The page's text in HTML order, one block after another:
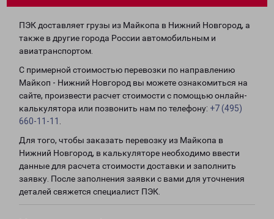
ПЭК доставляет грузы из Майкопа в Нижний Новгород, а
также в другие города России автомобильным и
авиатранспортом.
С примерной стоимостью перевозки по направлению
Майкоп - Нижний Новгород вы можете ознакомиться на
сайте, произвести расчет стоимости с помощью онлайн-
калькулятора или позвонить нам по телефону: +7 (495)
660-11-11
Для того, чтобы заказать перевозку из Майкопа в
Нижний Новгород, в калькуляторе необходимо ввести
данные для расчета стоимости доставки и заполнить
заявку. После заполнения заявки с вами для уточнения
деталей свяжется специалист ПЭК.